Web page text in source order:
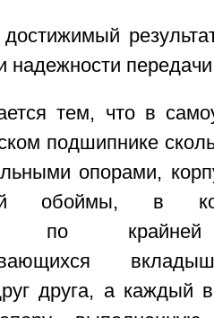
достижимый
надежности
тем, что в
подшипнике
опорами,
обоймы, в
по
друга, а каждый